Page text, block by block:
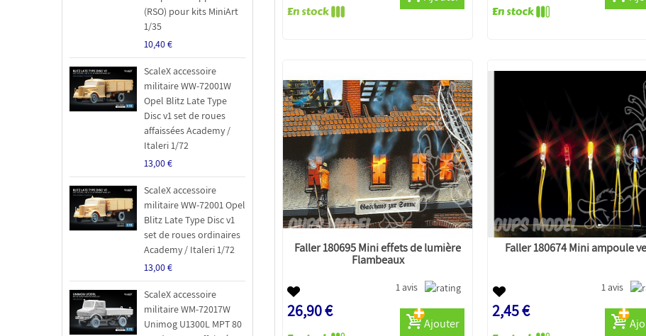
(RSO) pour kits MiniArt
1/35
10,40 €
ScaleX accessoire
militaire WW-72001W
Opel Blitz Late Type
Disc v1 set de roues
affaissées Academy /
Italeri 1/72
13,00 €
ScaleX accessoire
militaire WW-72001 Opel
Blitz Late Type Disc v1
set de roues ordinaires
Academy / Italeri 1/72
13,00 €
ScaleX accessoire
militaire WM-72017W
Unimog U1300L MPT 80
Faller 180695 Mini effets de lumière
Flambeaux
1 avis
26,90 €
Ajouter
Faller 180674 Mini ampoule
1 avis
2,45 €